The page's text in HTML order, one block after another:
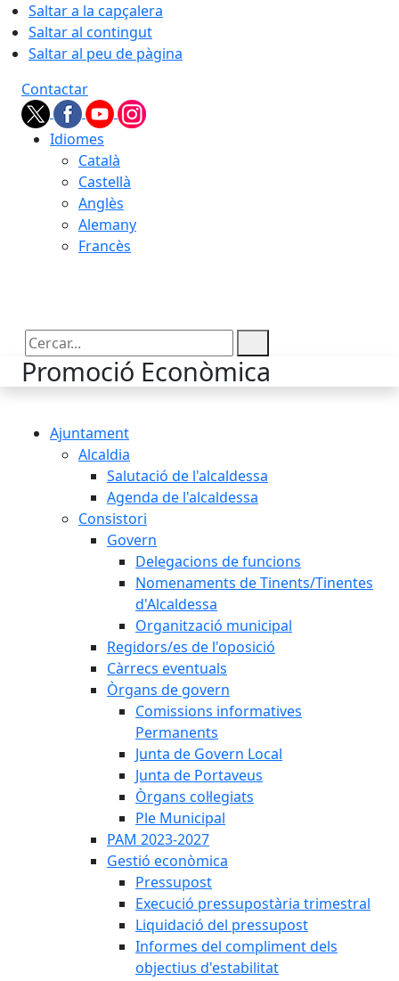
Saltar a la capçalera
Saltar al contingut
Saltar al peu de pàgina
Contactar
Idiomes
Català
Castellà
Anglès
Alemany
Francès
Cercar:
Promoció Econòmica
Ajuntament
Alcaldia
Salutació de l'alcaldessa
Agenda de l'alcaldessa
Consistori
Govern
Delegacions de funcions
Nomenaments de Tinents/Tinentes
d'Alcaldessa
Organització municipal
Regidors/es de l'oposició
Càrrecs eventuals
Òrgans de govern
Comissions informatives
Permanents
Junta de Govern Local
Junta de Portaveus
Òrgans col·legiats
Ple Municipal
PAM 2023-2027
Gestió econòmica
Pressupost
Execució pressupostària trimestral
Liquidació del pressupost
Informes del compliment dels
objectius d'estabilitat